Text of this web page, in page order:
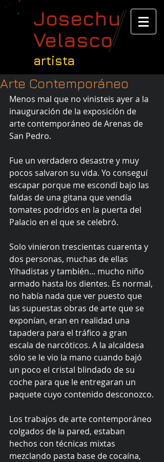
Josechu
Velasco
artista
Arte Contemporáneo
Menos mal que no vinisteis ayer a la
inauguración de la exposición de
arte contemporáneo de Arenas de
San Pedro.
Fue un verdadero desastre y muy
pocos salvaron su vida. Yo conseguí
escapar porque me escondí bajo las
faldas de una gitana que vendía
tomates podridos en la puerta del
Palacio en el que se celebró.
Solo vinieron trescientas cuarenta y
dos personas, muchas de ellas
Yihadistas y también... mucho niño
armado hasta los dientes. Es normal,
no había nada que ver puesto que
las supuestas obras de arte que se
exponían, eran en realidad una
tapadera para el tráfico a gran
escala de narcóticos. A la alcaldesa
sólo se le vio la mano cuando bajó
un poco el cristal blindado de su
coche para que le entregaran un
paquete cuyo contenido desconozco.
Los trabajos de arte contemporáneo
colgados de la pared, estaban
hechos con técnicas mixtas
mezclando pasta base de cocaína,